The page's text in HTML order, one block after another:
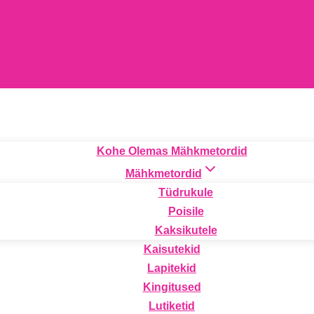
Kohe Olemas Mähkmetordid
Mähkmetordid
Tüdrukule
Poisile
Kaksikutele
Kaisutekid
Lapitekid
Kingitused
Lutiketid